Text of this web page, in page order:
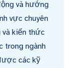
và hướng
vực chuyên
và kiến thức
trong ngành
các kỹ